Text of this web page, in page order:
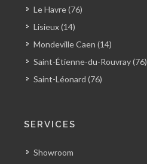
Le Havre (76)
Lisieux (14)
Mondeville Caen (14)
Saint-Étienne-du-Rouvray (76)
Saint-Léonard (76)
SERVICES
Showroom